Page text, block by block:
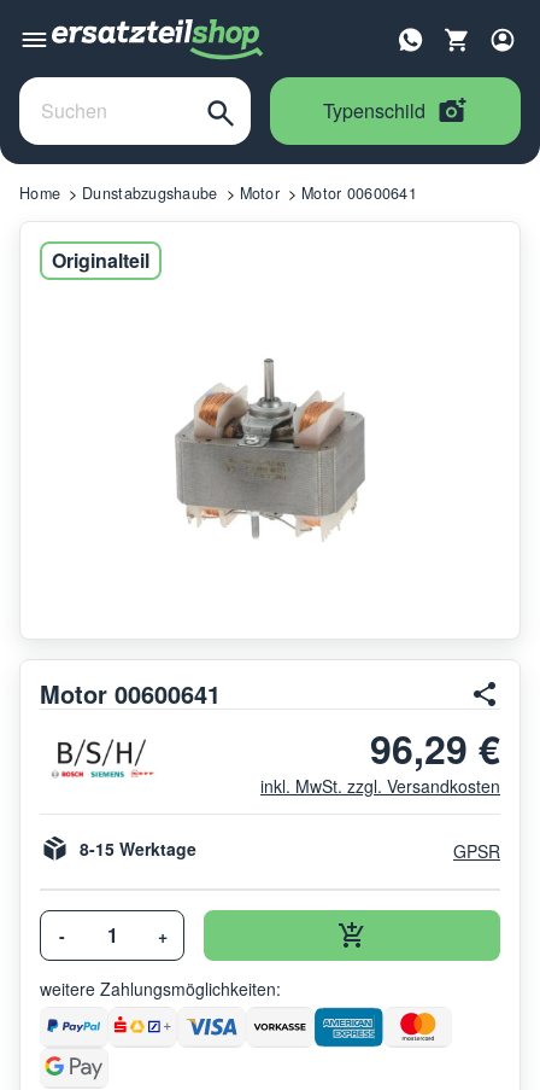
Typenschild
Home Dunstabzugshaube Motor Motor 00600641
Originalteil
Motor 00600641
96,29 €
inkl. MwSt. zzgl. Versandkosten
8-15 Werktage GPSR
- +
weitere Zahlungsmöglichkeiten: